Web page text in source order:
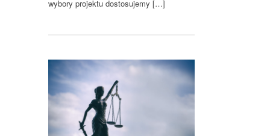
wybory projektu dostosujemy […]